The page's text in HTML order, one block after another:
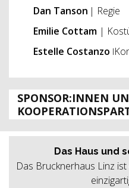
Dan Tanson | Regie
Emilie Cottam |
Estelle Costanzo
SPONSOR:INNEN
Das Haus und
Das Brucknerhaus Linz